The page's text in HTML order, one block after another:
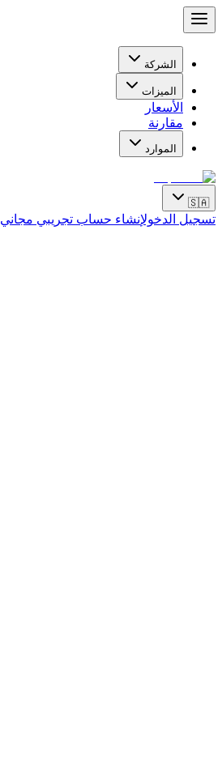
الشركة
الميزات
الأسعار
مقارنة
الموارد
🇸🇦
تسجيل الدخولإنشاء حساب تجريبي مجاني